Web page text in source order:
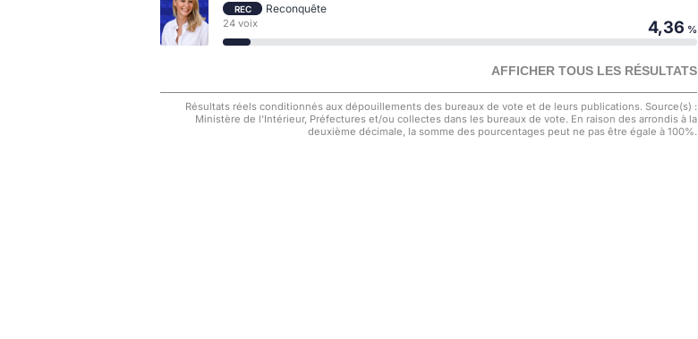
REC Reconquête
24 voix 4,36 %
AFFICHER TOUS LES RÉSULTATS
Résultats réels conditionnés aux dépouillements des bureaux de vote et de leurs publications. Source(s) :
Ministère de l'Intérieur, Préfectures et/ou collectes dans les bureaux de vote. En raison des arrondis à la
deuxième décimale, la somme des pourcentages peut ne pas être égale à 100%.